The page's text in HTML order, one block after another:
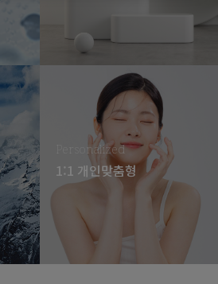
Personalized
1:1 개인맞춤형